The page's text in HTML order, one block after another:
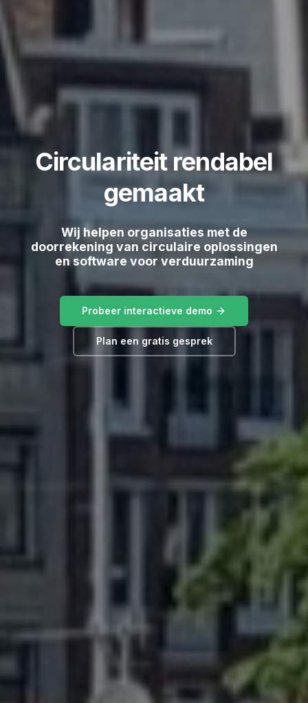
Circulariteit rendabel
gemaakt
Wij helpen organisaties met de
doorrekening van circulaire oplossingen
en software voor verduurzaming
Probeer interactieve demo
Plan een gratis gesprek